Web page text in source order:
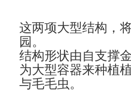
这两项大型结构，
园。
结构形状由自支撑
为大型容器来种植
与毛毛虫。